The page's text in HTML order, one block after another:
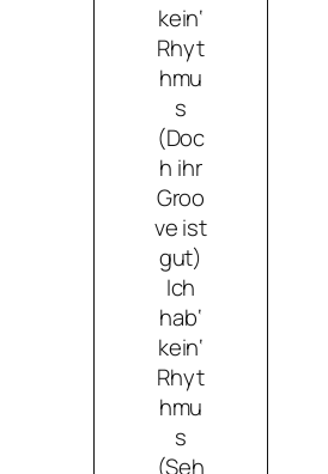
kein‘
Rhyt
hmu
s
(Doc
h ihr
Groo
ve ist
gut)
Ich
hab‘
kein‘
Rhyt
hmu
s
(Seh